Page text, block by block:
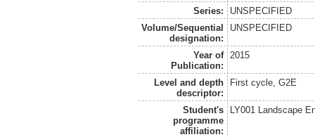
Series:
UNSPECIFIED
Volume/Sequential
designation:
UNSPECIFIED
Year of
Publication:
2015
Level and depth
descriptor:
First cycle, G2E
Student's
programme
affiliation:
LY001 Landscape